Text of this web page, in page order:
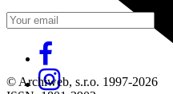
© Archiweb, s.r.o. 1997-2026